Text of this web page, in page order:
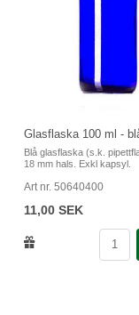
Glasflaska 100 ml -
Blå glasflaska (s.k.
18 mm hals. Exkl kapsyl.
Art nr. 50640400
11,00 SEK